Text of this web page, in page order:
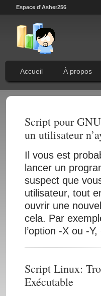
Espace d'Asher256
Accueil À propos
Script pour
un utilisateur
Il vous est
lancer un
suspect que
utilisateur, tout
ouvrir une
cela. Par
l’option -X ou -
Script Linux:
Exécutable